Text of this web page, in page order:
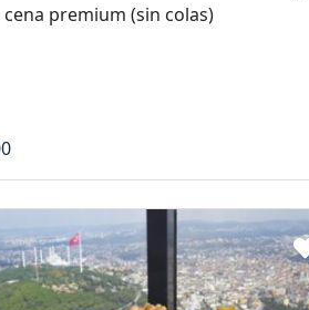
premium (sin colas)